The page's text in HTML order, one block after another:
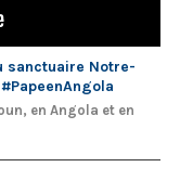
sanctuaire Notre-
en Angola et en